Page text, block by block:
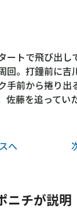
ートで飛び出
。打鐘前に吉
手前から捲り出
佐藤を追ってい
へ
ニチが説明